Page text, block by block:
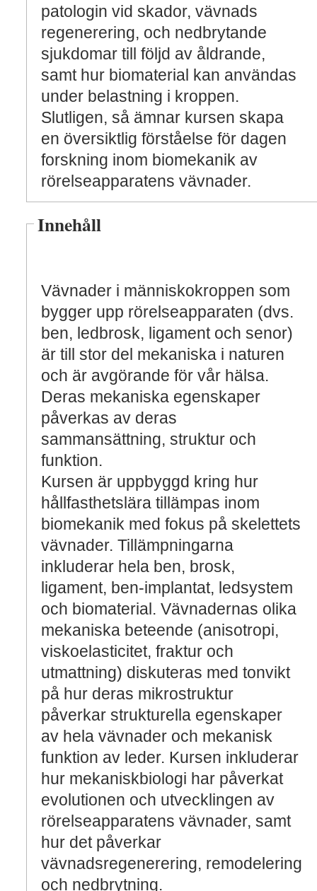
patologin vid skador, vävnads
regenerering, och nedbrytande
sjukdomar till följd av åldrande,
samt hur biomaterial kan användas
under belastning i kroppen.
Slutligen, så ämnar kursen skapa
en översiktlig förståelse för dagen
forskning inom biomekanik av
rörelseapparatens vävnader.
Innehåll
Vävnader i människokroppen som
bygger upp rörelseapparaten (dvs.
ben, ledbrosk, ligament och senor)
är till stor del mekaniska i naturen
och är avgörande för vår hälsa.
Deras mekaniska egenskaper
påverkas av deras
sammansättning, struktur och
funktion.
Kursen är uppbyggd kring hur
hållfasthetslära tillämpas inom
biomekanik med fokus på skelettets
vävnader. Tillämpningarna
inkluderar hela ben, brosk,
ligament, ben-implantat, ledsystem
och biomaterial. Vävnadernas olika
mekaniska beteende (anisotropi,
viskoelasticitet, fraktur och
utmattning) diskuteras med tonvikt
på hur deras mikrostruktur
påverkar strukturella egenskaper
av hela vävnader och mekanisk
funktion av leder. Kursen inkluderar
hur mekaniskbiologi har påverkat
evolutionen och utvecklingen av
rörelseapparatens vävnader, samt
hur det påverkar
vävnadsregenerering, remodelering
och nedbrytning.